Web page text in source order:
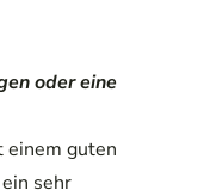
oder eine
einem guten
sehr